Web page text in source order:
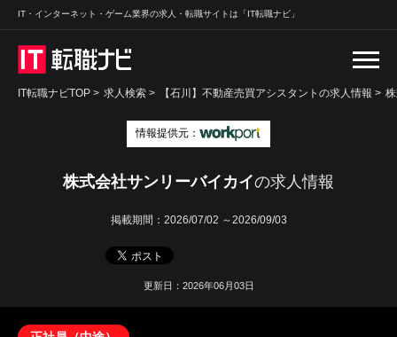
IT・インターネット・ゲーム業界の求人・転職サイトは「IT転職ナビ」
IT転職ナビTOP > 求人検索 > 【石川】不動産売買アシスタントの求人情報 >
情報提供元：
株式会社サンリーバイカイの求人情報
掲載期間： 2026/07/02 ～2026/09/03
更新日：2026年06月03日